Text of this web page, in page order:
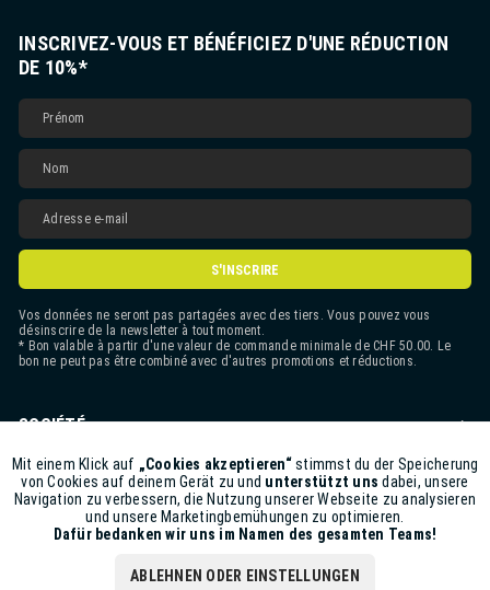
INSCRIVEZ-VOUS ET BÉNÉFICIEZ D'UNE RÉDUCTION
DE 10%*
S'INSCRIRE
Vos données ne seront pas partagées avec des tiers. Vous pouvez vous
désinscrire de la newsletter à tout moment.
* Bon valable à partir d'une valeur de commande minimale de CHF 50.00. Le
bon ne peut pas être combiné avec d'autres promotions et réductions.
SOCIÉTÉ
CONTACT
ASSISTANCE BOUTIQUE
INFORMATIONS
Funktionale Aktiv
Marketing Inaktiv
Mit einem Klick auf „Cookies akzeptieren“stimmst du der Speicherung
von Cookies auf deinem Gerät zu und unterstützt uns dabei, unsere
Navigation zu verbessern, die Nutzung unserer Webseite zu analysieren
und unsere Marketingbemühungen zu optimieren.
Dafür bedanken wir uns im Namen des gesamten Teams!
ABLEHNEN ODER EINSTELLUNGEN